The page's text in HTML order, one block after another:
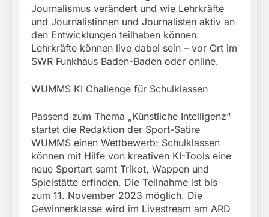
Journalismus verändert und wie Lehrkräfte
und Journalistinnen und Journalisten aktiv an
den Entwicklungen teilhaben können.
Lehrkräfte können live dabei sein – vor Ort im
SWR Funkhaus Baden-Baden oder online.
WUMMS KI Challenge für Schulklassen
Passend zum Thema „Künstliche Intelligenz“
startet die Redaktion der Sport-Satire
WUMMS einen Wettbewerb: Schulklassen
können mit Hilfe von kreativen KI-Tools eine
neue Sportart samt Trikot, Wappen und
Spielstätte erfinden. Die Teilnahme ist bis
zum 11. November 2023 möglich. Die
Gewinnerklasse wird im Livestream am ARD